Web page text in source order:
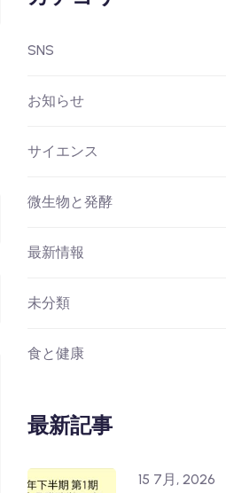
SNS
お知らせ
サイエンス
微生物と発酵
最新情報
未分類
食と健康
最新記事
15 7月, 2026